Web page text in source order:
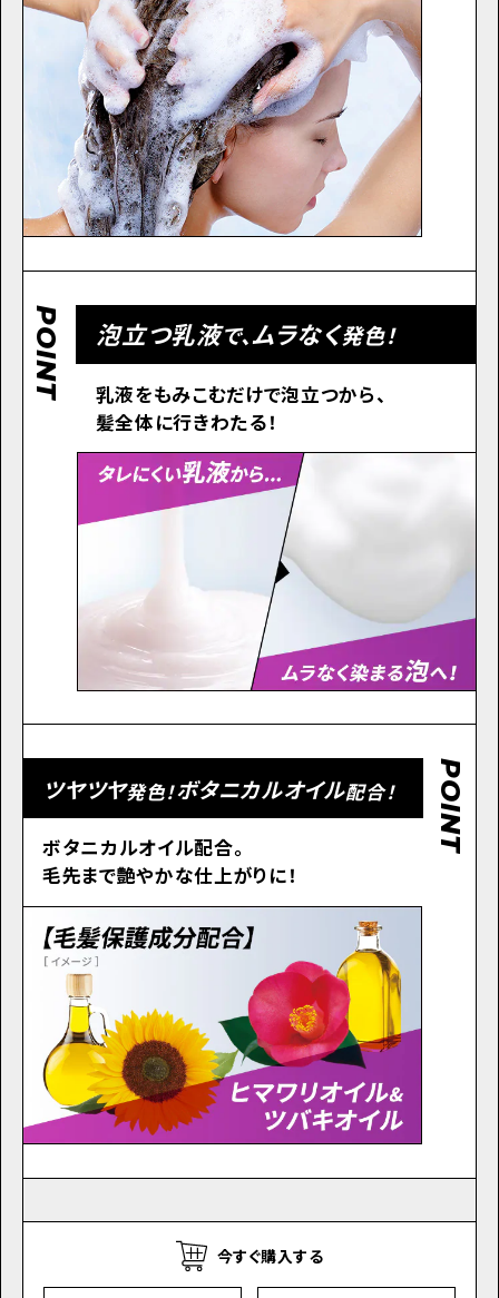
POINT 泡立つ乳液で、ムラなく発色！
乳液をもみこむだけで泡立つから、
髪全体に行きわたる！
POINT
ツヤツヤ発色！ボタニカルオイル配合！
ボタニカルオイル配合。
毛先まで艶やかな仕上がりに！
今すぐ購入する